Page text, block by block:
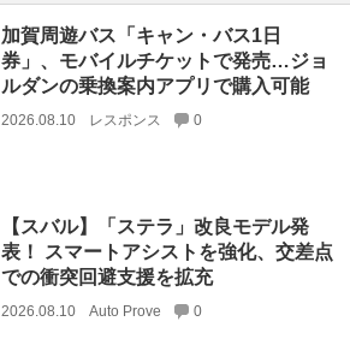
加賀周遊バス「キャン・バス1日
券」、モバイルチケットで発売…ジョ
ルダンの乗換案内アプリで購入可能
2026.08.10 レスポンス 0
【スバル】「ステラ」改良モデル発
表！ スマートアシストを強化、交差点
での衝突回避支援を拡充
2026.08.10 Auto Prove 0